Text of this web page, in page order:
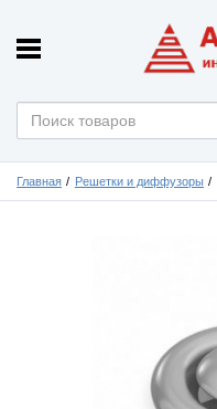
Главная Решетки и диффузоры